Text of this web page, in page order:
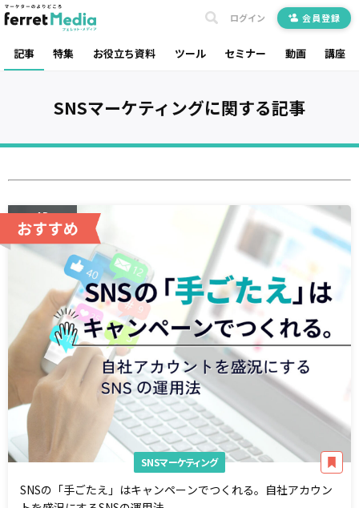
記事 特集 お役立ち資料 ツール セミナー 動画 講座
ログイン 会員登録
SNSマーケティングに関する記事
AD
SNSマーケティング
SNSの「手ごたえ」はキャンペーンでつくれる。自社アカウン